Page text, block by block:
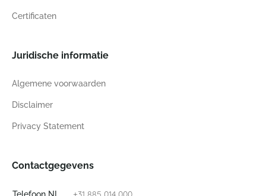
Certificaten
Juridische informatie
Algemene voorwaarden
Disclaimer
Privacy Statement
Contactgegevens